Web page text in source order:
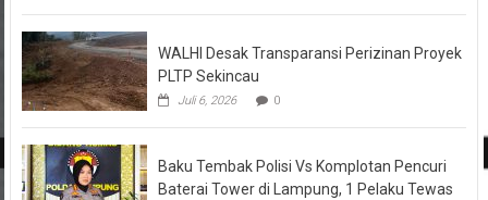
WALHI Desak Transparansi Perizinan Proyek
PLTP Sekincau
Juli 6, 2026 0
Baku Tembak Polisi Vs Komplotan Pencuri
Baterai Tower di Lampung, 1 Pelaku Tewas